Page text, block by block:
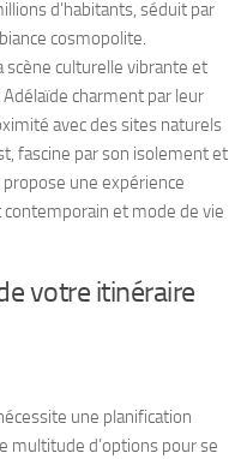
d’habitants, séduit par
cosmopolite.
scène culturelle vibrante et
charment par leur
avec des sites naturels
fascine par son isolement et
une expérience
et mode de vie
votre itinéraire
une planification
multitude d’options pour se